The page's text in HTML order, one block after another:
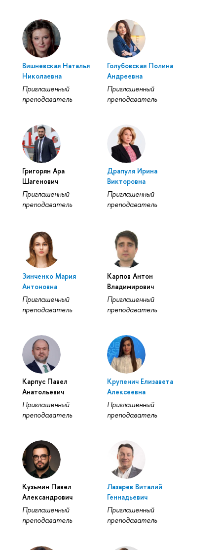
Вишневская Наталья
Николаевна
Приглашенный
преподаватель
Голубовская Полина
Андреевна
Приглашенный
преподаватель
Григорян Ара
Шагенович
Приглашенный
преподаватель
Драпуля Ирина
Викторовна
Приглашенный
преподаватель
Зинченко Мария
Антоновна
Приглашенный
преподаватель
Карпов Антон
Владимирович
Приглашенный
преподаватель
Карпус Павел
Анатольевич
Приглашенный
преподаватель
Крупенич Елизавета
Алексеевна
Приглашенный
преподаватель
Кузьмин Павел
Александрович
Приглашенный
преподаватель
Лазарев Виталий
Геннадьевич
Приглашенный
преподаватель